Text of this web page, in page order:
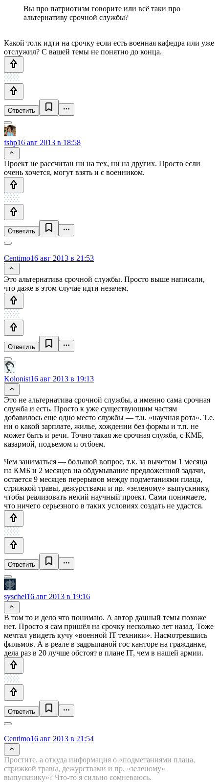
Вы про патриотизм говорите или всё таки про
альтернативу срочной службы?
Какой толк идти на срочку если есть военная кафедра или уже
отслужил? С вашей темы не понятно до конца.
Ответить
fshp16 авг 2013 в 18:58
Проект не рассчитан ни на тех, ни на других. Просто если
очень хочется, могут взять и с военником.
Ответить
Centimo16 авг 2013 в 21:53
Это альтернатива срочной службы. Просто выше написали,
что даже в этом случае идти незачем.
Ответить
Kolonist16 авг 2013 в 19:13
Это не альтернатива срочной службы, а именно сама срочная
служба и есть. Просто к уже существующим частям
добавилось еще одно место службы — т.н. «научная рота». Т.е.
ни о какой зарплате, жилье, хождении без формы и т.п. не
может быть и речи. Точно такая же срочная служба, с КМБ,
казармой, подъемом и отбоем.
Чем заниматься — большой вопрос, т.к. за вычетом 1 месяца
на КМБ и 2 месяцев на обдумывание предложенной задачи,
остается 9 месяцев перерывов между подметаниями плаца,
стрижкой травы, дежурствами и пр. «зеленому» выпускнику,
чтобы реализовать некий научный проект. Сами понимаете,
что ничего серьезного в таких условиях создать не удастся.
Ответить
syschel16 авг 2013 в 19:16
В том то и дело что понимаю. А автор данный темы похоже
нет. Просто я сам пришёл на срочку несколько лет назад. Тоже
мечтал увидеть кучу «военной IT техники». Насмотревшись
фильмов. А в реале в задрыпаной гос канторе на гражданке,
дела раз в 20 лучше обстоят в плане IT, чем в нашей армии.
Ответить
Centimo16 авг 2013 в 21:54
Простите, а откуда информация о «подметаниями плаца,
стрижкой травы, дежурствами и пр. «зеленому»
выпускнику»? Что-то я сильно сомневаюсь.